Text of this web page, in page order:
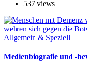
537 views
Allgemein & Speziell
Medienbiografie und -